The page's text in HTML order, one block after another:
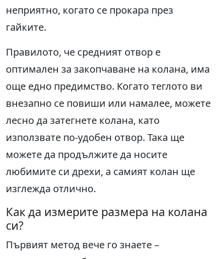
неприятно, когато се прокара през
гайките.
Правилото, че средният отвор е
оптимален за закопчаване на колана, има
още едно предимство. Когато теглото ви
внезапно се повиши или намалее, можете
лесно да затегнете колана, като
използвате по-удобен отвор. Така ще
можете да продължите да носите
любимите си дрехи, а самият колан ще
изглежда отлично.
Как да измерите размера на колана
си?
Първият метод вече го знаете –